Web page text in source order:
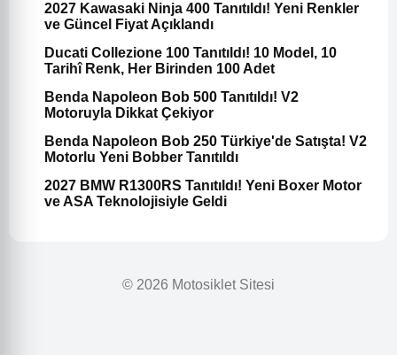
2027 Kawasaki Ninja 400 Tanıtıldı! Yeni Renkler
ve Güncel Fiyat Açıklandı
Ducati Collezione 100 Tanıtıldı! 10 Model, 10
Tarihî Renk, Her Birinden 100 Adet
Benda Napoleon Bob 500 Tanıtıldı! V2
Motoruyla Dikkat Çekiyor
Benda Napoleon Bob 250 Türkiye'de Satışta! V2
Motorlu Yeni Bobber Tanıtıldı
2027 BMW R1300RS Tanıtıldı! Yeni Boxer Motor
ve ASA Teknolojisiyle Geldi
© 2026 Motosiklet Sitesi